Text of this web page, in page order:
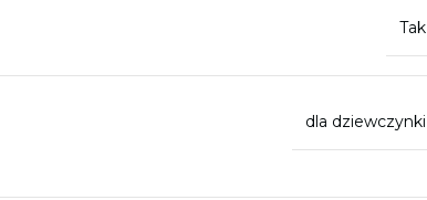
Tak
dla dziewczynki